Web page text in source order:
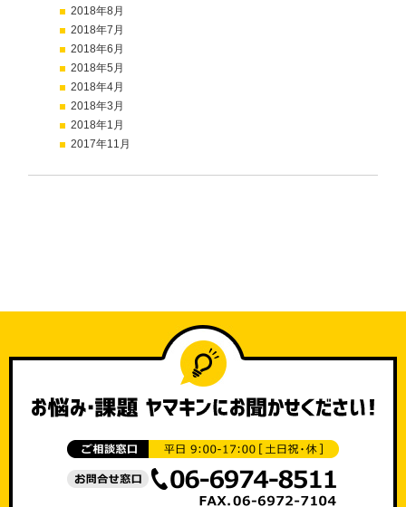
2018年8月
2018年7月
2018年6月
2018年5月
2018年4月
2018年3月
2018年1月
2017年11月